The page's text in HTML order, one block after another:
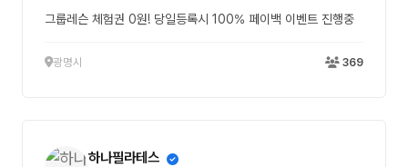
그룹레슨 체험권 0원! 당일등록시 100% 페이백 이벤트 진행중
광명시 369
하나필라테스